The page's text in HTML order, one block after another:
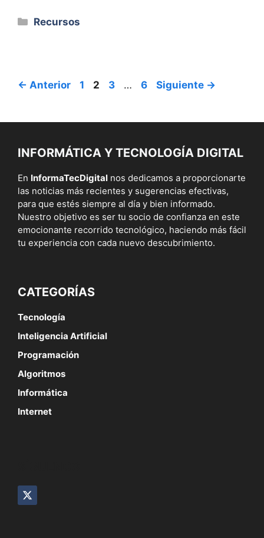
Categorías
Recursos
← Anterior Página
1 Página
2 Página
3 … Página
6 Siguiente →
INFORMÁTICA Y TECNOLOGÍA DIGITAL
En InformaTecDigital nos dedicamos a proporcionarte
las noticias más recientes y sugerencias efectivas,
para que estés siempre al día y bien informado.
Nuestro objetivo es ser tu socio de confianza en este
emocionante recorrido tecnológico, haciendo más fácil
tu experiencia con cada nuevo descubrimiento.
CATEGORÍAS
Tecnología
Inteligencia Artificial
Programación
Algoritmos
Informática
Internet